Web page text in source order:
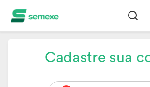
Cadastre sua